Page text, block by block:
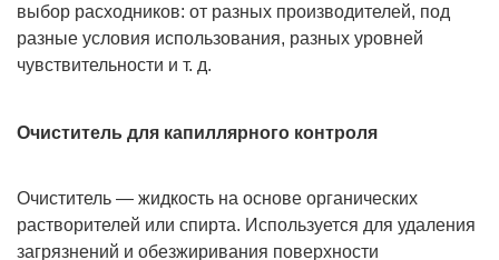
выбор расходников: от разных производителей, под
разные условия использования, разных уровней
чувствительности и т. д.
Очиститель для капиллярного контроля
Очиститель — жидкость на основе органических
растворителей или спирта. Используется для удаления
загрязнений и обезжиривания поверхности